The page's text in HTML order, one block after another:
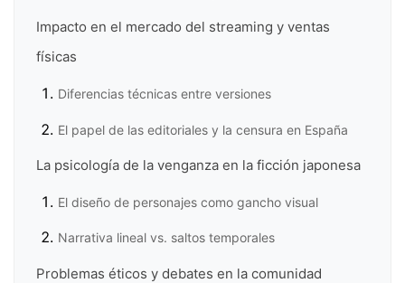
Impacto en el mercado del streaming y ventas
físicas
Diferencias técnicas entre versiones
El papel de las editoriales y la censura en España
La psicología de la venganza en la ficción japonesa
El diseño de personajes como gancho visual
Narrativa lineal vs. saltos temporales
Problemas éticos y debates en la comunidad